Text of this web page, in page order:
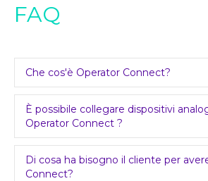
FAQ
Che cos'è Operator Connect?
È possibile collegare dispositivi
Operator Connect ?
Di cosa ha bisogno il cliente per
Connect?